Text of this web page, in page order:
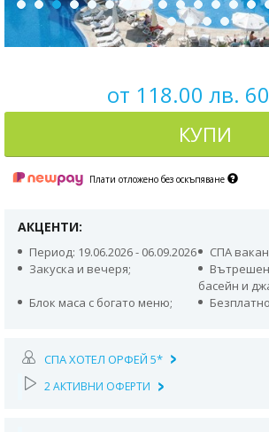
от 118.00 лв.
КУПИ
Плати отложено без оскъпяване
АКЦЕНТИ:
Период: 19.06.2026 - 06.09.2026
СПА
Закуска и вечеря;
басейн и
Блок маса с богато меню;
СПА ХОТЕЛ ОРФЕЙ 5*
2 АКТИВНИ ОФЕРТИ